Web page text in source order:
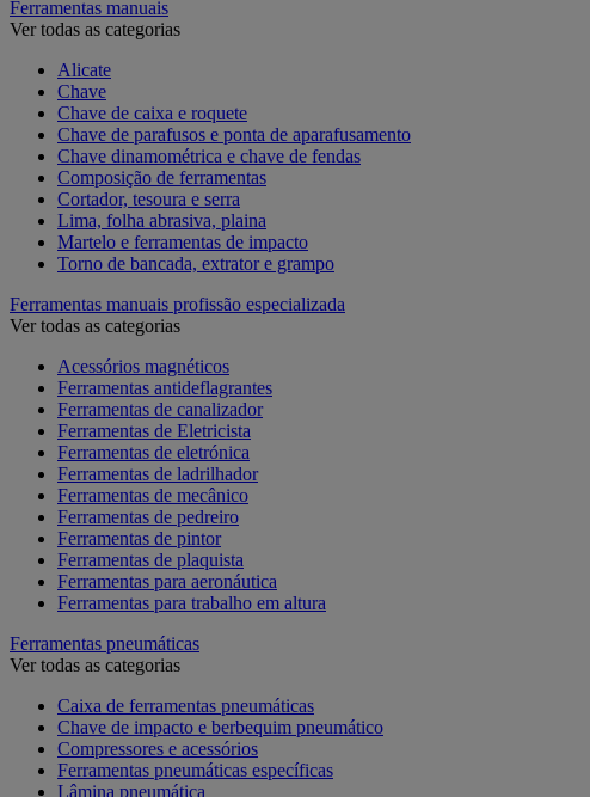
Ferramentas manuais
Ver todas as categorias
Alicate
Chave
Chave de caixa e roquete
Chave de parafusos e ponta de aparafusamento
Chave dinamométrica e chave de fendas
Composição de ferramentas
Cortador, tesoura e serra
Lima, folha abrasiva, plaina
Martelo e ferramentas de impacto
Torno de bancada, extrator e grampo
Ferramentas manuais profissão especializada
Ver todas as categorias
Acessórios magnéticos
Ferramentas antideflagrantes
Ferramentas de canalizador
Ferramentas de Eletricista
Ferramentas de eletrónica
Ferramentas de ladrilhador
Ferramentas de mecânico
Ferramentas de pedreiro
Ferramentas de pintor
Ferramentas de plaquista
Ferramentas para aeronáutica
Ferramentas para trabalho em altura
Ferramentas pneumáticas
Ver todas as categorias
Caixa de ferramentas pneumáticas
Chave de impacto e berbequim pneumático
Compressores e acessórios
Ferramentas pneumáticas específicas
Lâmina pneumática